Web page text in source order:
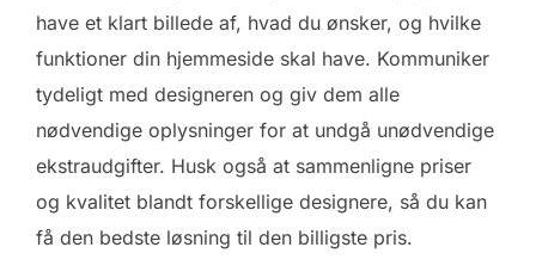
have et klart billede af, hvad du ønsker, og hvilke
funktioner din hjemmeside skal have. Kommuniker
tydeligt med designeren og giv dem alle
nødvendige oplysninger for at undgå unødvendige
ekstraudgifter. Husk også at sammenligne priser
og kvalitet blandt forskellige designere, så du kan
få den bedste løsning til den billigste pris.